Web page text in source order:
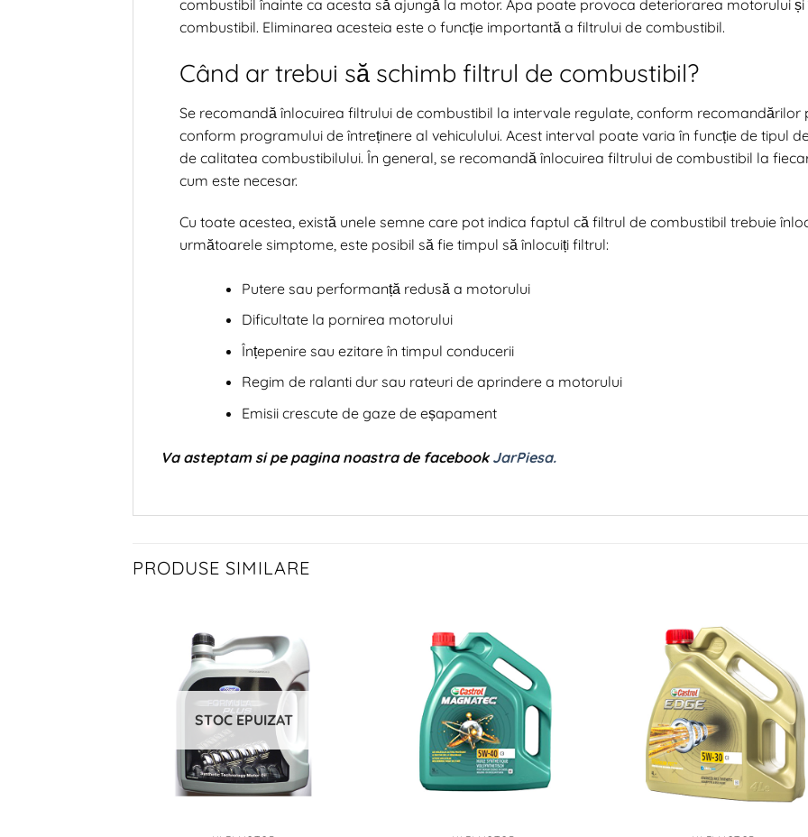
combustibil înainte ca acesta să ajungă la motor. Apa poate provoca deteriorarea motorului
combustibil. Eliminarea acesteia este o funcție importantă a filtrului de combustibil.
Când ar trebui să schimb filtrul de combustibil?
Se recomandă înlocuirea filtrului de combustibil la intervale regulate, conform recomandărilor
conform programului de întreținere al vehiculului. Acest interval poate varia în funcție de tipul
de calitatea combustibilului. În general, se recomandă înlocuirea filtrului de combustibil la
cum este necesar.
Cu toate acestea, există unele semne care pot indica faptul că filtrul de combustibil trebuie
următoarele simptome, este posibil să fie timpul să înlocuiți filtrul:
Putere sau performanță redusă a motorului
Dificultate la pornirea motorului
Înțepenire sau ezitare în timpul conducerii
Regim de ralanti dur sau rateuri de aprindere a motorului
Emisii crescute de gaze de eșapament
Va asteptam si pe pagina noastra de facebook JarPiesa.
PRODUSE SIMILARE
STOC EPUIZAT